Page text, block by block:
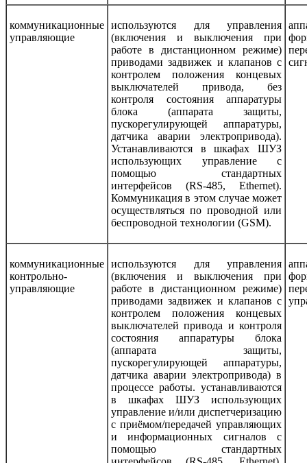
коммуникационные
управляющие
используются для управления
(включения и выключения при
работе в дистанционном режиме)
приводами задвижек и клапанов с
контролем положения концевых
выключателей привода, без
контроля состояния аппаратуры
блока (аппарата защиты,
пускорегулирующей аппаратуры,
датчика аварии электропривода).
Устанавливаются в шкафах ШУЗ
использующих управление с
помощью стандартных
интерфейсов (RS-485, Ethernet).
Коммуникация в этом случае может
осуществляться по проводной или
беспроводной технологии (GSM).
коммуникационные
контрольно-
управляющие
используются для управления
(включения и выключения при
работе в дистанционном режиме)
приводами задвижек и клапанов с
контролем положения концевых
выключателей привода и контроля
состояния аппаратуры блока
(аппарата защиты,
пускорегулирующей аппаратуры,
датчика аварии электропривода) в
процессе работы. устанавливаются
в шкафах ШУЗ использующих
управление и/или диспетчеризацию
с приёмом/передачей управляющих
и информационных сигналов с
помощью стандартных